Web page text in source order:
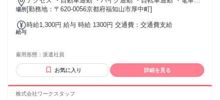
場所勤 ・バス通勤 ・徒歩通勤
[勤務地：〒620-0056京都府福知山市厚中町]
給与
時給1,300円 給与 時給 1300円 交通費：交通費支給
雇用形態： 派遣社員
お気に入り 詳細を見る
株式会社ワークスタッフ